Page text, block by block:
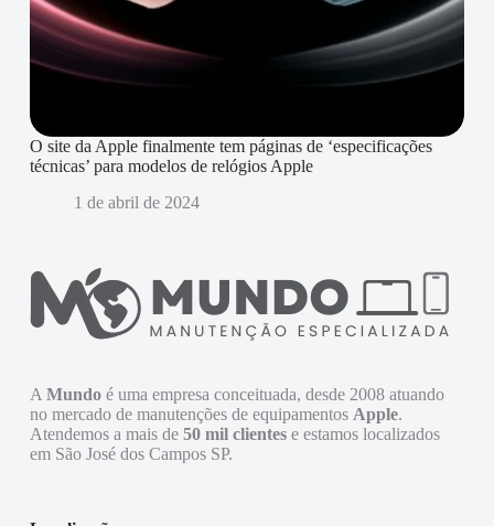
O site da Apple finalmente tem páginas de ‘especificações
técnicas’ para modelos de relógios Apple
1 de abril de 2024
A Mundoé uma empresa conceituada, desde 2008 atuando
no mercado de manutenções de equipamentos Apple.
Atendemos a mais de 50 mil clientese estamos localizados
em São José dos Campos SP.